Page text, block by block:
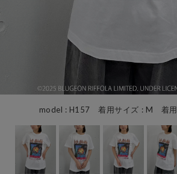
model : H157 着用サイズ : M 着用